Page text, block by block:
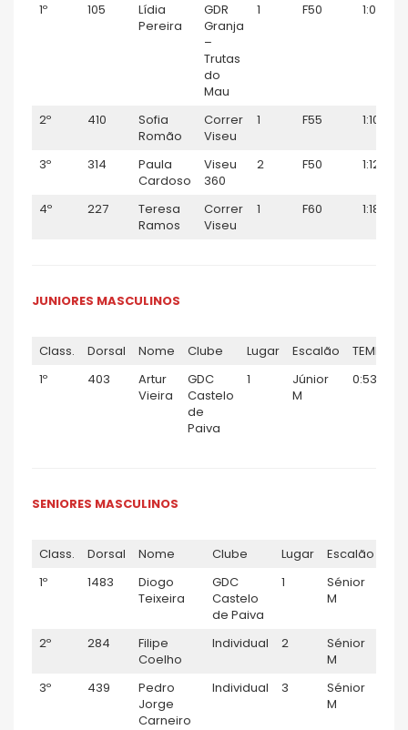
1º
105
Lídia
Pereira
GDR
Granja
–
Trutas
do
Mau
1 F50 1:02:10
2º 410
Sofia
Romão
Correr
Viseu
1 F55 1:10:02
3º 314
Paula
Cardoso
Viseu
360
2 F50 1:12:31
4º 227
Teresa
Ramos
Correr
Viseu
1 F60 1:18:21
JUNIORES MASCULINOS
Class. Dorsal Nome Clube Lugar Escalão TEMPO
1º
403
Artur
Vieira
GDC
Castelo
de
Paiva
1
Júnior
M
0:53:45
SENIORES MASCULINOS
Class. Dorsal Nome Clube Lugar Escalão
1º
1483
Diogo
Teixeira
GDC
Castelo
de Paiva
1
Sénior
M
2º 284
Filipe
Coelho
Individual 2
Sénior
M
3º 439
Pedro
Jorge
Carneiro
Individual 3
Sénior
M